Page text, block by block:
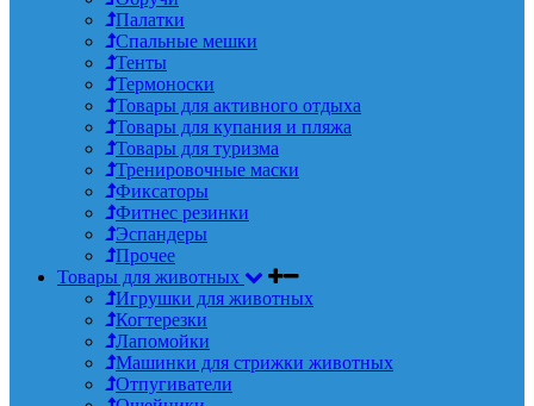
Палатки
Спальные мешки
Тенты
Термоноски
Товары для активного отдыха
Товары для купания и пляжа
Товары для туризма
Тренировочные маски
Фиксаторы
Фитнес резинки
Эспандеры
Прочее
Товары для животных
Игрушки для животных
Когтерезки
Лапомойки
Машинки для стрижки животных
Отпугиватели